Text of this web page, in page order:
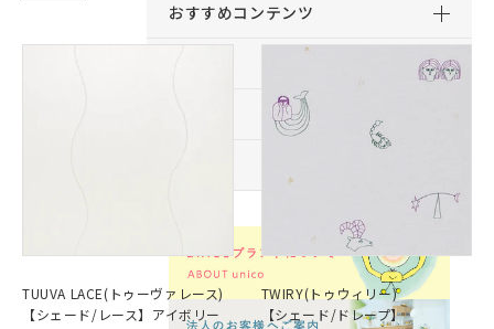
おすすめコンテンツ
TUUVA LACE(トゥーヴァレース)
【シェード/レース】アイボリー
TWIRY(トゥウィリー)
【シェード/ドレープ】